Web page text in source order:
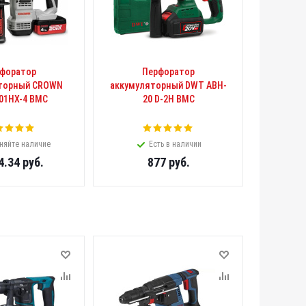
CROWN
4 BMC
наличие
руб.
Перфоратор
аккумуляторный DWT ABH-
20 D-2H BMC
Есть в наличии
877руб.